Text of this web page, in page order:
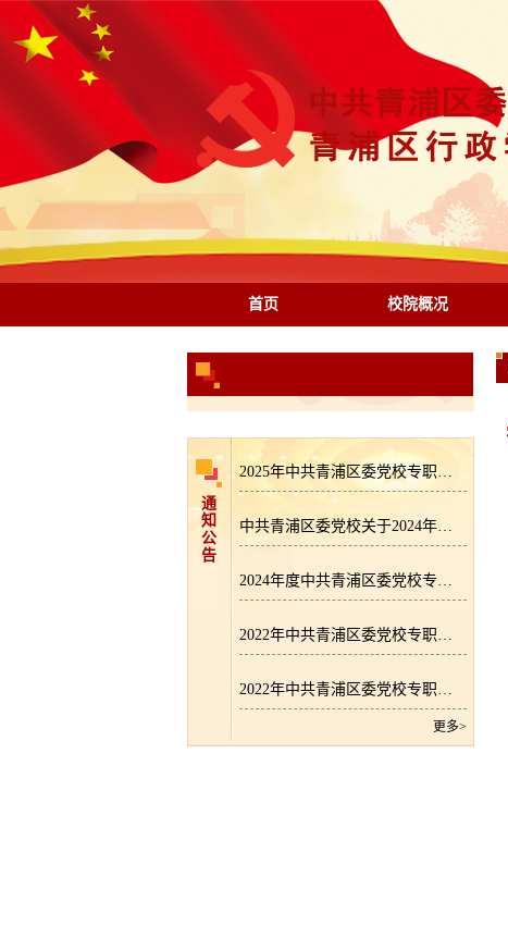
首页 校院概况
通
知
公
告
2025年中共青浦区委党校专职教师招聘拟录用人员公示
中共青浦区委党校关于2024年度逾期尚未支付中小企业款项的说明
2024年度中共青浦区委党校专职教师招聘成绩公示
2022年中共青浦区委党校专职教师招聘拟录用人员名单公示
2022年中共青浦区委党校专职教师招聘成绩公示
更多>